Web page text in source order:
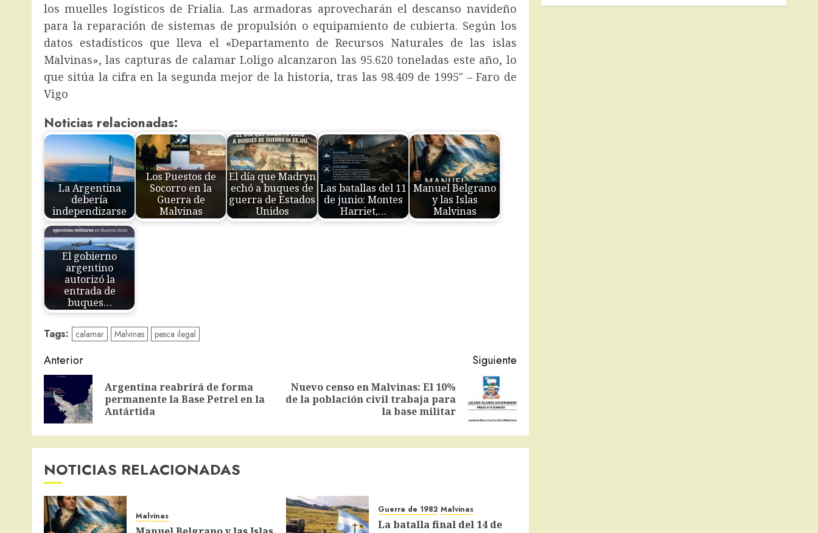
los muelles logísticos de Frialia. Las armadoras aprovecharán el descanso navideño
para la reparación de sistemas de propulsión o equipamiento de cubierta. Según los
datos estadísticos que lleva el «Departamento de Recursos Naturales de las islas
Malvinas», las capturas de calamar Loligo alcanzaron las 95.620 toneladas este año, lo
que sitúa la cifra en la segunda mejor de la historia, tras las 98.409 de 1995″ – Faro de
Vigo
Noticias relacionadas:
La Argentina
debería
independizarse
Los Puestos de
Socorro en la
Guerra de
Malvinas
El día que Madryn
echó a buques de
guerra de Estados
Unidos
Las batallas del 11
de junio: Montes
Harriet,…
Manuel Belgrano
y las Islas
Malvinas
El gobierno
argentino
autorizó la
entrada de
buques…
Tags: calamar Malvinas pesca ilegal
Navegación
de
entradas
Anterior
Entrada
Argentina reabrirá de forma
permanente la Base Petrel en la
Antártida
Siguiente
Siguiente
Nuevo censo en Malvinas: El 10%
de la población civil trabaja para
la base militar
NOTICIAS RELACIONADAS
Malvinas
Guerra de 1982 Malvinas
La batalla final del 14 de